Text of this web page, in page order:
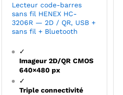
Lecteur code-barres
sans fil HENEX HC-
3206R — 2D / QR, USB +
sans fil + Bluetooth
✓
Imageur 2D/QR CMOS
640×480 px
✓
Triple connectivité